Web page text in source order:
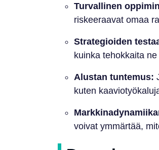
Turvallinen
riskeeraavat omaa
Strategioiden
kuinka tehokkaita
Alustan tuntemus:
kuten
voivat ymmärtää,